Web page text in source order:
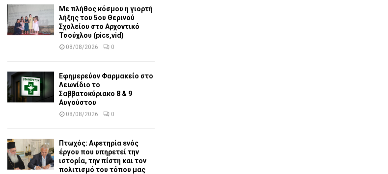
Με πλήθος κόσμου η γιορτή
λήξης του 5ου Θερινού
Σχολείου στο Αρχοντικό
Τσούχλου (pics,vid)
08/08/2026 0
Εφημερεύον Φαρμακείο στο
Λεωνίδιο το
Σαββατοκύριακο 8 & 9
Αυγούστου
08/08/2026 0
Πτωχός: Αφετηρία ενός
έργου που υπηρετεί την
ιστορία, την πίστη και τον
πολιτισμό του τόπου μας